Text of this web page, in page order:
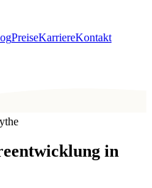
PreiseKarriereKontakt
in